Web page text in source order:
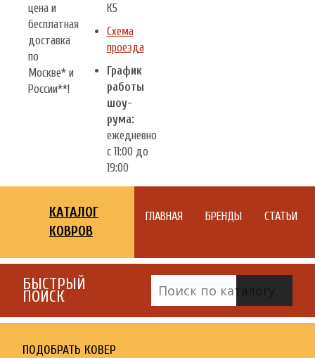
цена и
бесплатная
доставка
по
Москве* и
России**!
К5
Схема
проезда
График
работы
шоу-
рума:
ежедневно
с 11:00 до
19:00
КАТАЛОГ
КОВРОВ
ГЛАВНАЯ БРЕНДЫ СТАТЬИ
БЫСТРЫЙ
ПОИСК
ПОДОБРАТЬ КОВЕР